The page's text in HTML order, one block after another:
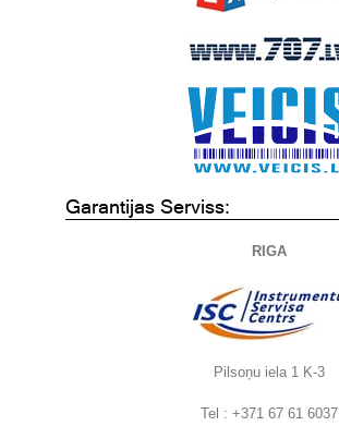
Garantijas Serviss:
RIGA
Pilsoņu iela 1 K-3
Tel : +371 67 61 6037